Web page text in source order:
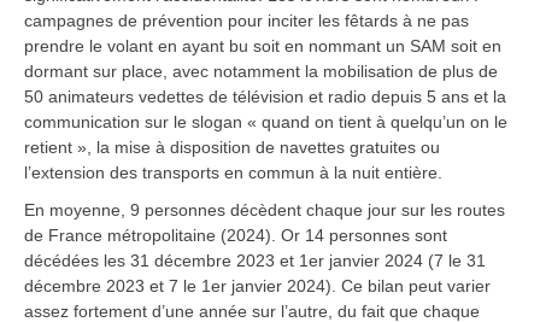
campagnes de prévention pour inciter les fêtards à ne pas
prendre le volant en ayant bu soit en nommant un SAM soit en
dormant sur place, avec notamment la mobilisation de plus de
50 animateurs vedettes de télévision et radio depuis 5 ans et la
communication sur le slogan « quand on tient à quelqu’un on le
retient », la mise à disposition de navettes gratuites ou
l’extension des transports en commun à la nuit entière.
En moyenne, 9 personnes décèdent chaque jour sur les routes
de France métropolitaine (2024). Or 14 personnes sont
décédées les 31 décembre 2023 et 1er janvier 2024 (7 le 31
décembre 2023 et 7 le 1er janvier 2024). Ce bilan peut varier
assez fortement d’une année sur l’autre, du fait que chaque